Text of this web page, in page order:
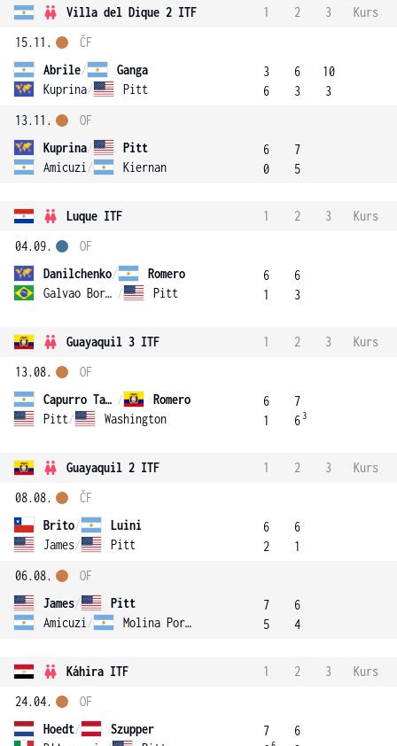
Villa del Dique 2 ITF 1 2 3
Kurs
15.11.
Abrile/
Ganga
Kuprina/ Pitt
ČF
3
6
6
3
10
3
13.11.
Kuprina/
Pitt
Amicuzi / Kiernan
OF
6
0
7
5
Luque ITF 1 2 3
Kurs
04.09.
Danilchenko/
Romero
Galvao Borges / Pitt
OF
6
1
6
3
Guayaquil 3 ITF 1 2 3
Kurs
13.08.
Capurro Taborda /
Romero
Pitt/ Washington
OF
6
1
7
6 3
Guayaquil 2 ITF 1 2 3
Kurs
08.08.
Brito/
Luini
James/ Pitt
ČF
6
2
6
1
06.08.
James/
Pitt
Amicuzi / Molina Portela
OF
7
5
6
4
Káhira ITF 1 2 3
Kurs
24.04.
Hoedt/
Szupper
OF
7
6